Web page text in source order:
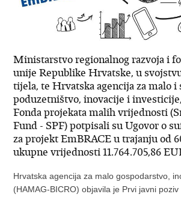
Ministarstvo regionalnog razvoja i
unije Republike Hrvatske, u
tijela, te Hrvatska agencija za malo i
poduzetništvo, inovacije i
Fonda projekata malih vrijednosti
Fund - SPF) potpisali su Ugovor o
za projekt EmBRACE u trajanju od
ukupne vrijednosti 11.764.705,86
Hrvatska agencija za malo gospodarstvo,
(HAMAG-BICRO) objavila je Prvi javni